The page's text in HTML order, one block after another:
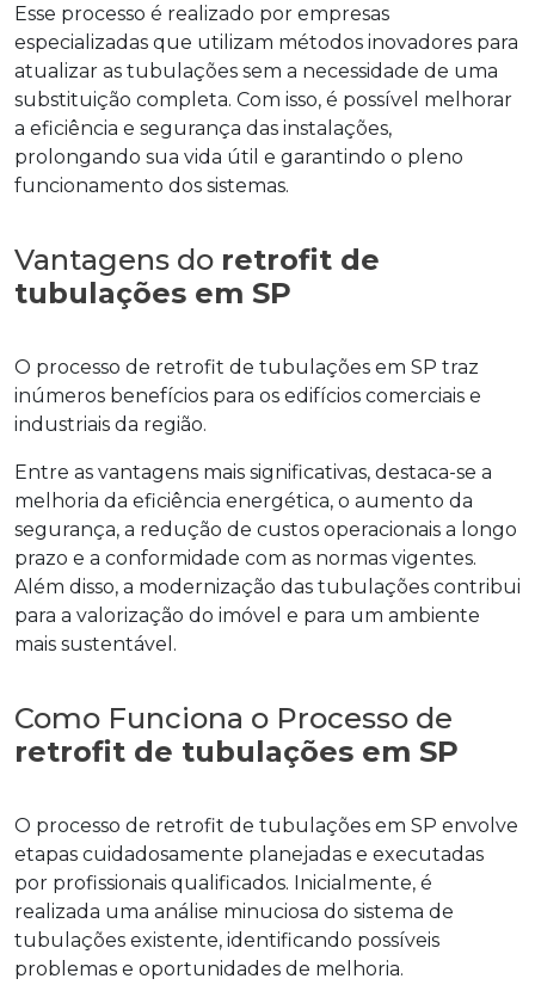
Esse processo é realizado por empresas
especializadas que utilizam métodos inovadores para
atualizar as tubulações sem a necessidade de uma
substituição completa. Com isso, é possível melhorar
a eficiência e segurança das instalações,
prolongando sua vida útil e garantindo o pleno
funcionamento dos sistemas.
Vantagens do retrofit de
tubulações em SP
O processo de retrofit de tubulações em SP traz
inúmeros benefícios para os edifícios comerciais e
industriais da região.
Entre as vantagens mais significativas, destaca-se a
melhoria da eficiência energética, o aumento da
segurança, a redução de custos operacionais a longo
prazo e a conformidade com as normas vigentes.
Além disso, a modernização das tubulações contribui
para a valorização do imóvel e para um ambiente
mais sustentável.
Como Funciona o Processo de
retrofit de tubulações em SP
O processo de retrofit de tubulações em SP envolve
etapas cuidadosamente planejadas e executadas
por profissionais qualificados. Inicialmente, é
realizada uma análise minuciosa do sistema de
tubulações existente, identificando possíveis
problemas e oportunidades de melhoria.